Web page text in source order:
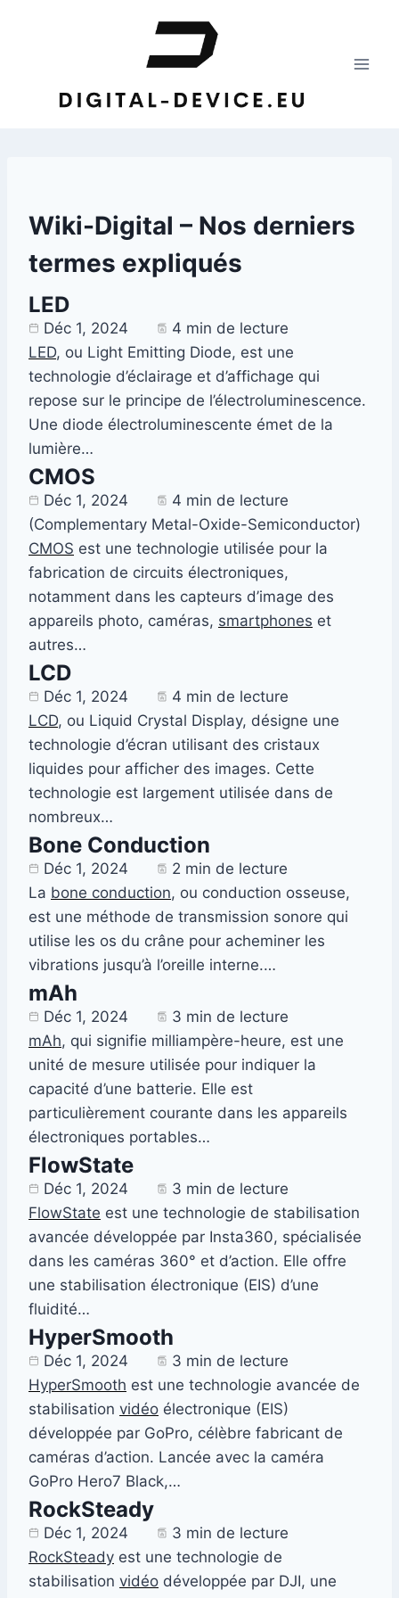
Wiki-Digital – Nos derniers
termes expliqués
LED
Déc 1, 2024
4 min de lecture
LED, ou Light Emitting Diode, est une
technologie d’éclairage et d’affichage qui
repose sur le principe de l’électroluminescence.
Une diode électroluminescente émet de la
lumière…
CMOS
Déc 1, 2024
4 min de lecture
(Complementary Metal-Oxide-Semiconductor)
CMOS est une technologie utilisée pour la
fabrication de circuits électroniques,
notamment dans les capteurs d’image des
appareils photo, caméras, smartphones et
autres…
LCD
Déc 1, 2024
4 min de lecture
LCD, ou Liquid Crystal Display, désigne une
technologie d’écran utilisant des cristaux
liquides pour afficher des images. Cette
technologie est largement utilisée dans de
nombreux…
Bone Conduction
Déc 1, 2024
2 min de lecture
La bone conduction, ou conduction osseuse,
est une méthode de transmission sonore qui
utilise les os du crâne pour acheminer les
vibrations jusqu’à l’oreille interne.…
mAh
Déc 1, 2024
3 min de lecture
mAh, qui signifie milliampère-heure, est une
unité de mesure utilisée pour indiquer la
capacité d’une batterie. Elle est
particulièrement courante dans les appareils
électroniques portables…
FlowState
Déc 1, 2024
3 min de lecture
FlowState est une technologie de stabilisation
avancée développée par Insta360, spécialisée
dans les caméras 360° et d’action. Elle offre
une stabilisation électronique (EIS) d’une
fluidité…
HyperSmooth
Déc 1, 2024
3 min de lecture
HyperSmooth est une technologie avancée de
stabilisation vidéo électronique (EIS)
développée par GoPro, célèbre fabricant de
caméras d’action. Lancée avec la caméra
GoPro Hero7 Black,…
RockSteady
Déc 1, 2024
3 min de lecture
RockSteady est une technologie de
stabilisation vidéo développée par DJI, une